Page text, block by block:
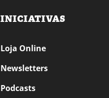
INICIATIVAS
Loja Online
Newsletters
Podcasts